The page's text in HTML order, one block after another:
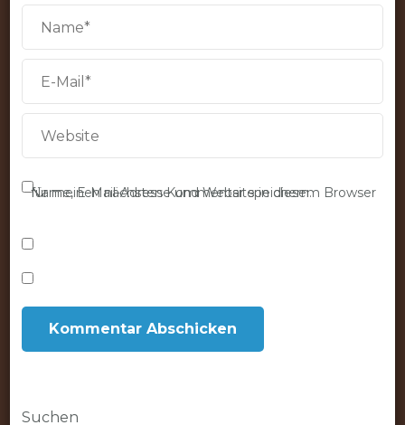
Name, E-Mail-Adresse und Website in diesem Browser für meinen nächsten Kommentar speichern.
Suchen